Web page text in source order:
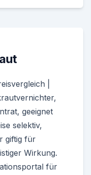
|
geeignet
selektiv,
giftig für
Wirkung.
für